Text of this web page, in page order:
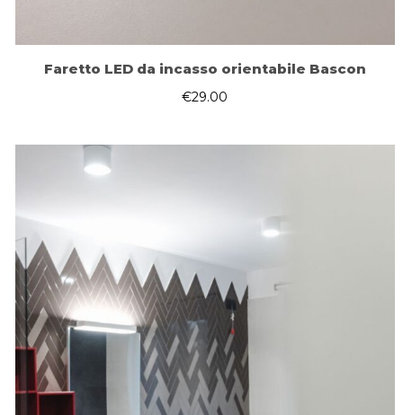
Faretto LED da incasso orientabile Bascon
€29.00